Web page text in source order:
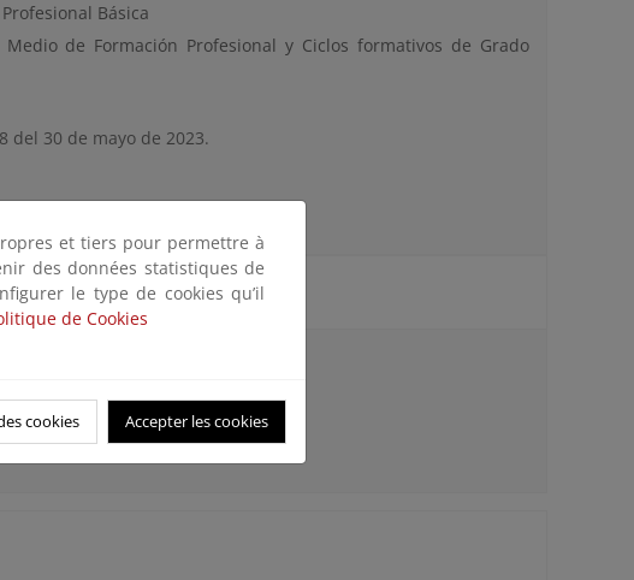
Básica
de Formación Profesional y Ciclos formativos de Grado
del 30 de mayo de 2023.
et tiers pour permettre à
des données statistiques de
le type de cookies qu’il
de Cookies
cookies Accepter les cookies